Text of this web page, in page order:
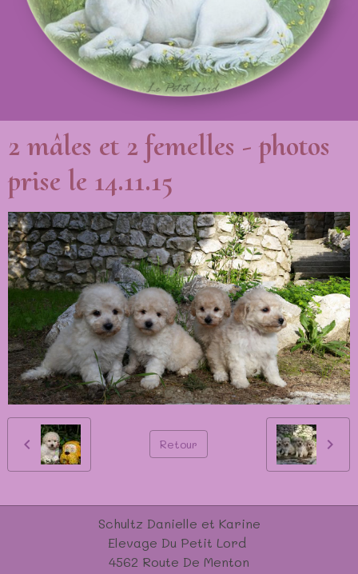
2 mâles et 2 femelles - photos
prise le 14.11.15
Retour
Schultz Danielle et Karine
Elevage Du Petit Lord
4562 Route De Menton